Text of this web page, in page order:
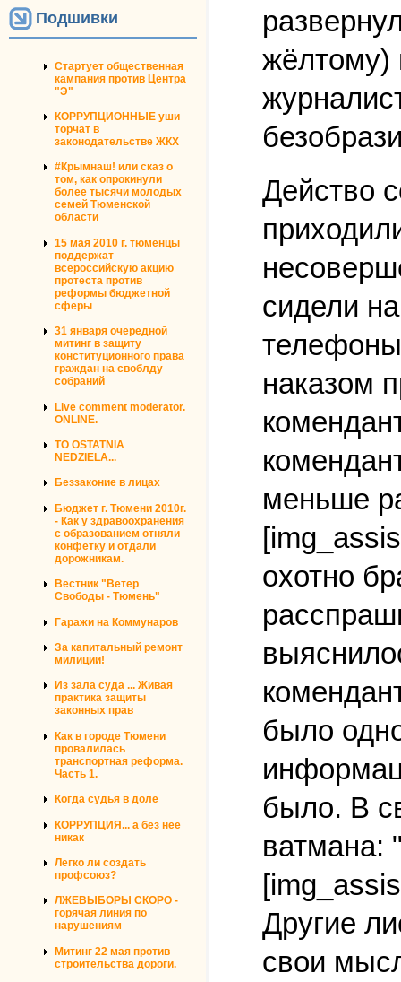
Подшивки
Стартует общественная
кампания против Центра
"Э"
КОРРУПЦИОННЫЕ уши
торчат в
законодательстве ЖКХ
#Крымнаш! или сказ о
том, как опрокинули
более тысячи молодых
семей Тюменской
области
15 мая 2010 г. тюменцы
поддержат
всероссийскую акцию
протеста против
реформы бюджетной
сферы
31 января очередной
митинг в защиту
конституционного права
граждан на своблду
собраний
Live comment moderator.
ONLINE.
TO OSTATNIA
NEDZIELA...
Беззаконие в лицах
Бюджет г. Тюмени 2010г.
- Как у здравоохранения
с образованием отняли
конфетку и отдали
дорожникам.
Вестник "Ветер
Свободы - Тюмень"
Гаражи на Коммунаров
За капитальный ремонт
милиции!
Из зала суда ... Живая
практика защиты
законных прав
Как в городе Тюмени
провалилась
транспортная реформа.
Часть 1.
Когда судья в доле
КОРРУПЦИЯ... а без нее
никак
Легко ли создать
профсоюз?
ЛЖЕВЫБОРЫ СКОРО -
горячая линия по
нарушениям
Митинг 22 мая против
строительства дороги.
жёлтому)
Действо
сидели
наказом
меньше
охотно
было
было. В
ватмана:
Другие
свои